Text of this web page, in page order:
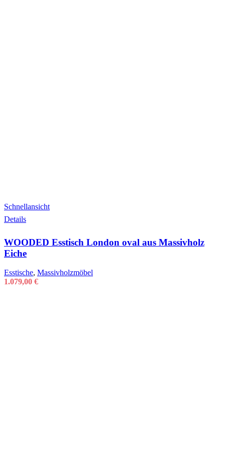
Schnellansicht
Details
WOODED Esstisch London oval aus Massivholz
Eiche
Esstische, Massivholzmöbel
1.079,00 €